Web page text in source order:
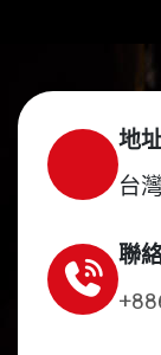
地
台
聯